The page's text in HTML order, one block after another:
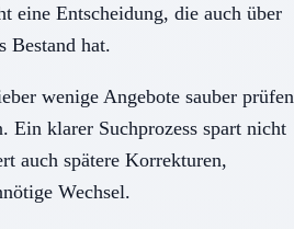
eine Entscheidung, die auch über
Bestand hat.
wenige Angebote sauber prüfen
Ein klarer Suchprozess spart nicht
auch spätere Korrekturen,
Wechsel.